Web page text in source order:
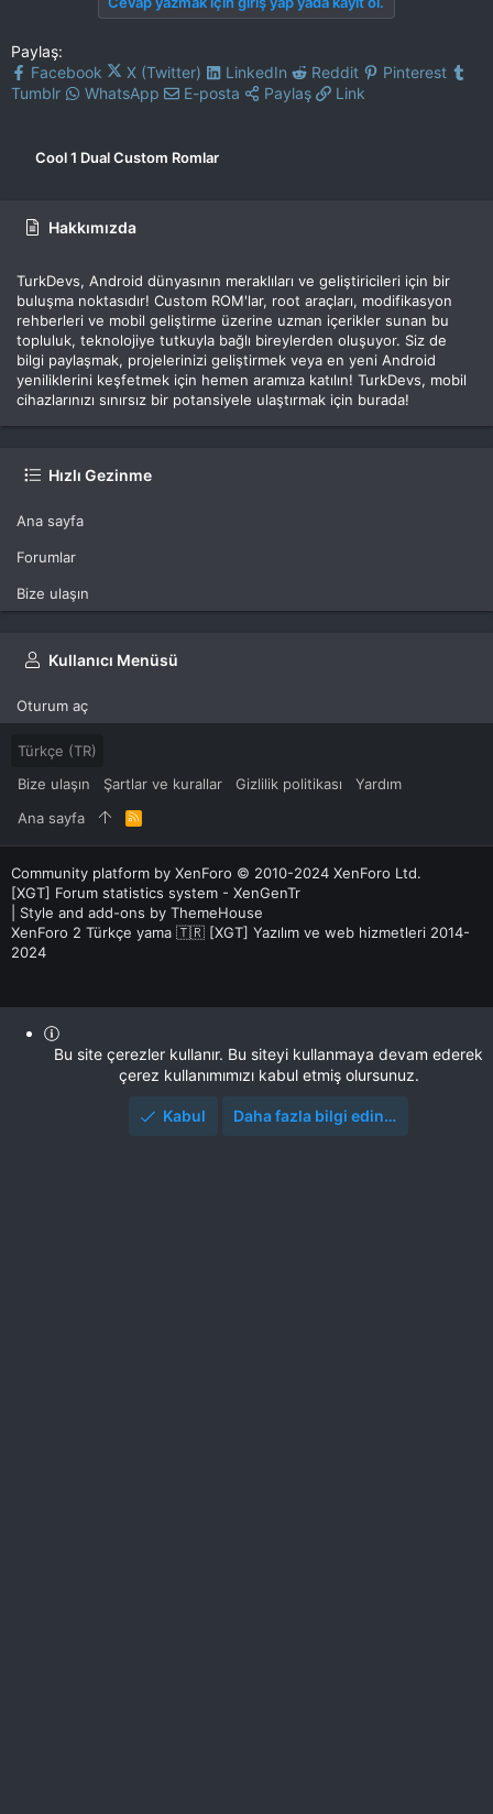
Paylaş:
Facebook
X (Twitter) LinkedIn Reddit
Pinterest
Tumblr
WhatsApp E-posta Paylaş Link
Cool 1 Dual Custom Romlar
Hakkımızda
TurkDevs, Android dünyasının meraklıları ve geliştiricileri için bir
buluşma noktasıdır! Custom ROM'lar, root araçları, modifikasyon
rehberleri ve mobil geliştirme üzerine uzman içerikler sunan bu
topluluk, teknolojiye tutkuyla bağlı bireylerden oluşuyor. Siz de
bilgi paylaşmak, projelerinizi geliştirmek veya en yeni Android
yeniliklerini keşfetmek için hemen aramıza katılın! TurkDevs, mobil
cihazlarınızı sınırsız bir potansiyele ulaştırmak için burada!
Hızlı Gezinme
Ana sayfa
Forumlar
Bize ulaşın
Kullanıcı Menüsü
Oturum aç
Türkçe (TR)
Bize ulaşın
Şartlar ve kurallar Gizlilik politikası
Yardım
Ana sayfa
R
S
Community platform by XenForo © 2010-2024 XenForo Ltd.
[XGT] Forum statistics system - XenGenTr
Style and add-ons by ThemeHouse
XenForo 2 Türkçe yama 🇹🇷 [XGT] Yazılım ve web hizmetleri 2014-
2024
Bu site çerezler kullanır. Bu siteyi kullanmaya devam ederek
çerez kullanımımızı kabul etmiş olursunuz.
Kabul Daha fazla bilgi edin…